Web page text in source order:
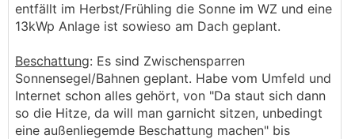
entfällt im Herbst/Frühling die Sonne im WZ und eine
13kWp Anlage ist sowieso am Dach geplant.
Beschattung: Es sind Zwischensparren
Sonnensegel/Bahnen geplant. Habe vom Umfeld und
Internet schon alles gehört, von "Da staut sich dann
so die Hitze, da will man garnicht sitzen, unbedingt
eine außenliegemde Beschattung machen" bis